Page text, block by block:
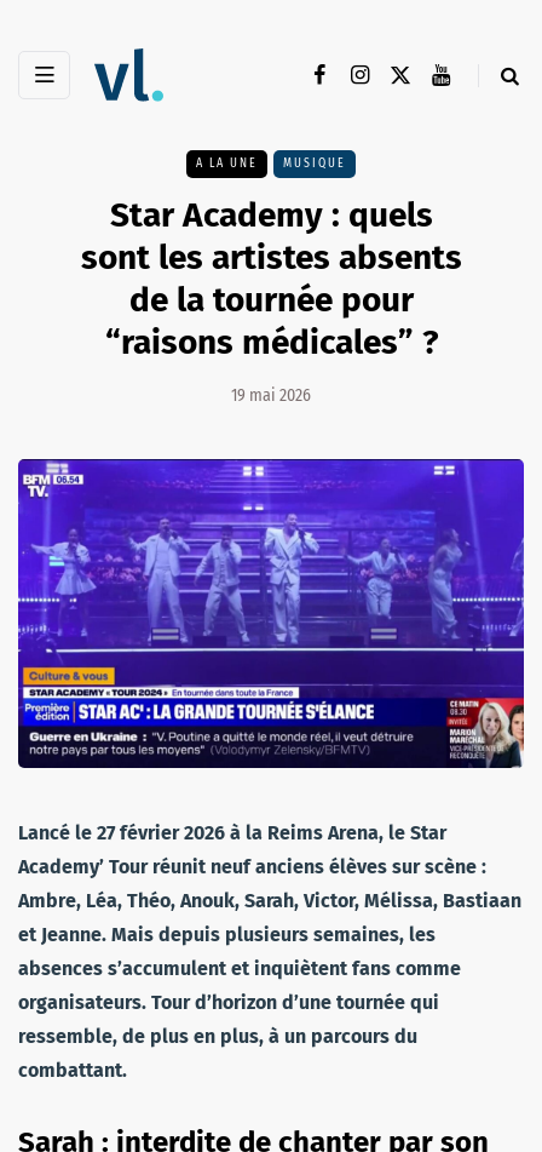
A LA UNE MUSIQUE
Star Academy : quels
sont les artistes absents
de la tournée pour
“raisons médicales” ?
19 mai 2026
Lancé le 27 février 2026 à la Reims Arena, le Star
Academy’ Tour réunit neuf anciens élèves sur scène :
Ambre, Léa, Théo, Anouk, Sarah, Victor, Mélissa, Bastiaan
et Jeanne. Mais depuis plusieurs semaines, les
absences s’accumulent et inquiètent fans comme
organisateurs. Tour d’horizon d’une tournée qui
ressemble, de plus en plus, à un parcours du
combattant.
Sarah : interdite de chanter par son